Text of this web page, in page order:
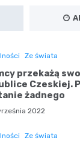
Ze świata
przekażą
Czeskiej.
żadnego
2022
Ze świata